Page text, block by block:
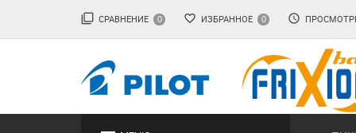
filter_none СРАВНЕНИЕ 0 favorite_border ИЗБРАННОЕ 0 access_time